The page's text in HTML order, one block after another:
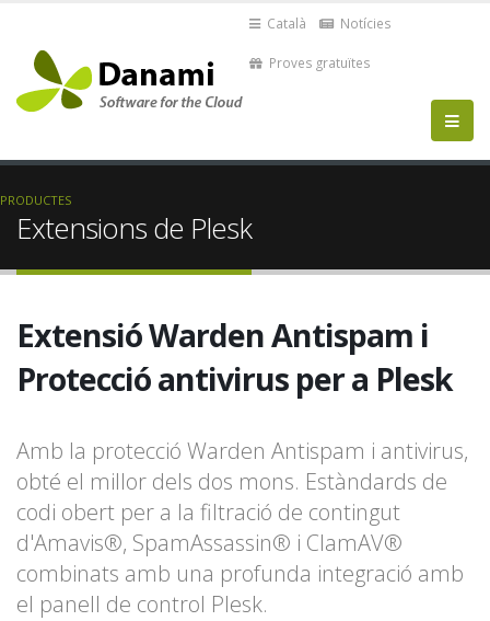
Català Notícies
Proves gratuïtes
PRODUCTES
Extensions de Plesk
Extensió Warden Antispam i
Protecció antivirus per a Plesk
Amb la protecció Warden Antispam i antivirus,
obté el millor dels dos mons. Estàndards de
codi obert per a la filtració de contingut
d'Amavis®, SpamAssassin® i ClamAV®
combinats amb una profunda integració amb
el panell de control Plesk.